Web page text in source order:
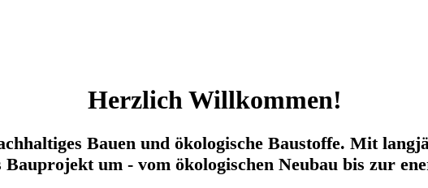
Herzlich Willkommen!
Bauen und ökologische Baustoffe. Mit
um - vom ökologischen Neubau bis zur